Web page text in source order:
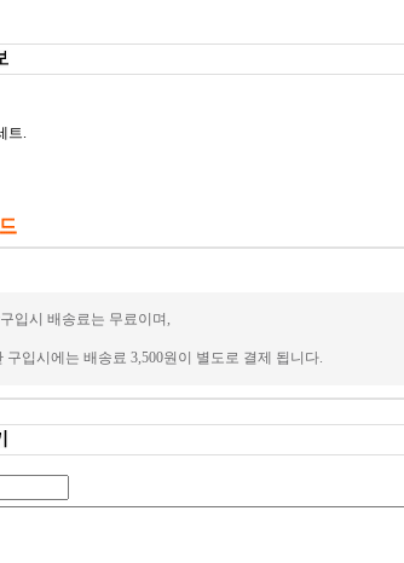
트.
입시 배송료는 무료이며,
구입시에는 배송료 3,500원이 별도로 결제 됩니다.